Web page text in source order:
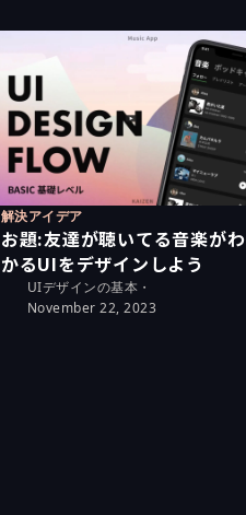
解決アイデア
お題:友達が聴いてる音楽がわ
かるUIをデザインしよう
UIデザインの基本 ・
November 22, 2023